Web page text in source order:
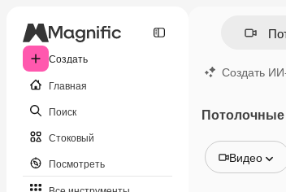
Создать
Главная
Поиск
Стоковый
Посмотреть
Создать
Видео